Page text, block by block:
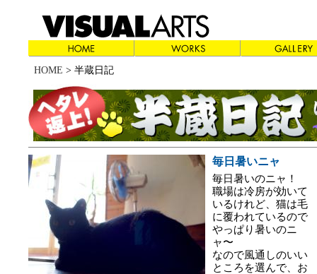
HOME > 半蔵日記
毎日暑いニャ
毎日暑いのニャ！
職場は冷房が効いて
いるけれど、猫は毛
に覆われているので
やっぱり暑いのニ
ャ〜
なので風通しのいい
ところを選んで、お